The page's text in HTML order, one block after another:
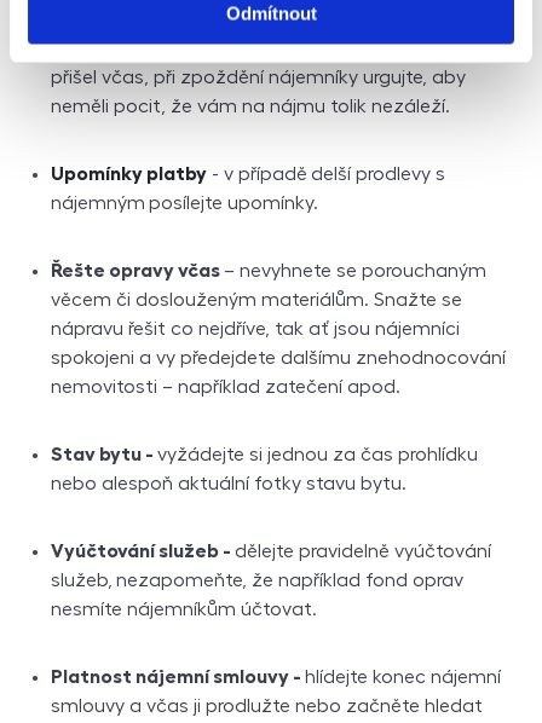
Odmítnout
Pravidelná kontrola nájmu– hlídejte, zda nájem
přišel včas, při zpoždění nájemníky urgujte, aby
neměli pocit, že vám na nájmu tolik nezáleží.
Upomínky platby - v případě delší prodlevy s
nájemným posílejte upomínky.
Řešte opravy včas – nevyhnete se porouchaným
věcem či doslouženým materiálům. Snažte se
nápravu řešit co nejdříve, tak ať jsou nájemníci
spokojeni a vy předejdete dalšímu znehodnocování
nemovitosti – například zatečení apod.
Stav bytu -vyžádejte si jednou za čas prohlídku
nebo alespoň aktuální fotky stavu bytu.
Vyúčtování služeb -dělejte pravidelně vyúčtování
služeb, nezapomeňte, že například fond oprav
nesmíte nájemníkům účtovat.
Platnost nájemní smlouvy -hlídejte konec nájemní
smlouvy a včas ji prodlužte nebo začněte hledat